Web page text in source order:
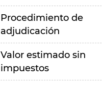
Procedimiento de
adjudicación
Valor estimado sin
impuestos